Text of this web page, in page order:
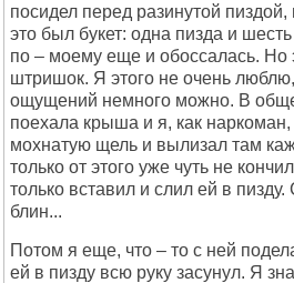
посидел перед разинутой
это был букет: одна пизда и
по – моему еще и обоссалась. Но
штришок. Я этого не очень
ощущений немного можно. В
поехала крыша и я, как наркоман,
мохнатую щель и вылизал там
только от этого уже чуть не
только вставил и слил ей в
блин...
Потом я еще, что – то с ней
ей в пизду всю руку засунул. Я